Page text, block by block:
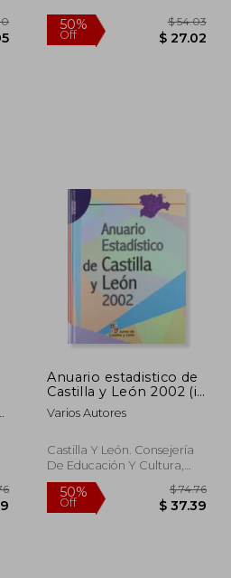
$ 62.10
$ 31.05
50%
Anuario estadistico de
Castilla y León 2002 (in
Spanish)
Varios Autores
Castilla Y León. Consejería
De Educación Y Cultura,
Paperback, New